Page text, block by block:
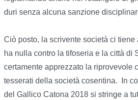
duri senza alcuna sanzione
Ciò posto, la scrivente società ci tiene
ha nulla contro la tifoseria e la città di
certamente apprezzato la riprovevole
tesserati della società cosentina. In
del Gallico Catona 2018 si stringe a